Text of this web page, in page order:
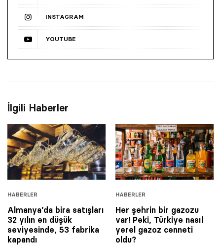
INSTAGRAM
YOUTUBE
İlgili Haberler
HABERLER
Almanya’da bira satışları
32 yılın en düşük
seviyesinde, 53 fabrika
kapandı
HABERLER
Her şehrin bir gazozu
var! Peki, Türkiye nasıl
yerel gazoz cenneti
oldu?